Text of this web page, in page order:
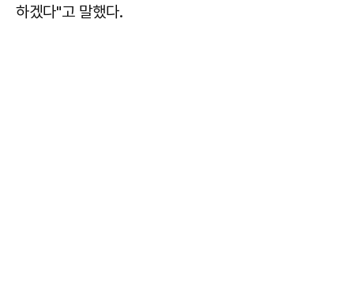
하겠다"고 말했다.